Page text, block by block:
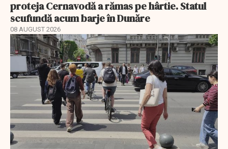
proteja Cernavodă a rămas pe hârtie. Statul
scufundă acum barje în Dunăre
08 AUGUST 2026